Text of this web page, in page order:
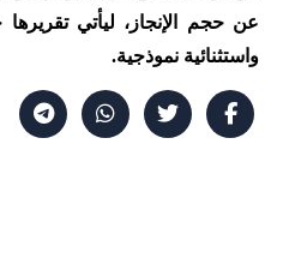
عن حجم الإنجاز، ليأتي
واستثنائية نموذجية.